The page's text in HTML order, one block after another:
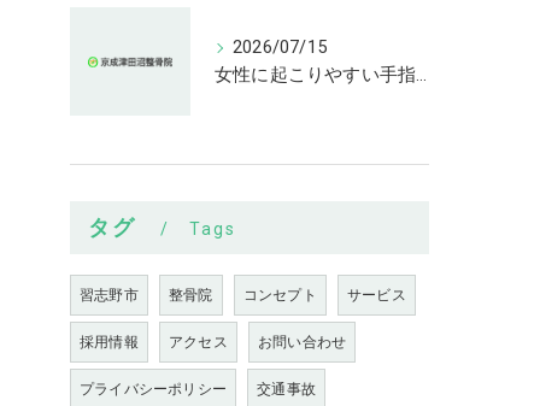
2026/07/15
女性に起こりやすい手指の変形とは
タグ Tags
習志野市 整骨院 コンセプト サービス
採用情報 アクセス お問い合わせ
プライバシーポリシー 交通事故